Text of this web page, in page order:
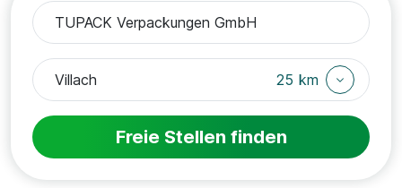
25 km
Freie Stellen finden